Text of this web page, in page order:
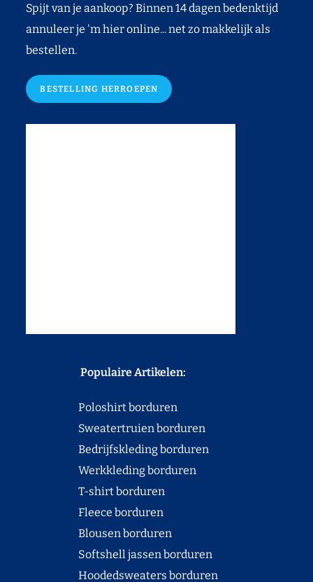
Spijt van je aankoop? Binnen 14 dagen bedenktijd
annuleer je 'm hier online... net zo makkelijk als
bestellen.
BESTELLING HERROEPEN
Populaire Artikelen:
Poloshirt borduren
Sweatertruien borduren
Bedrijfskleding borduren
Werkkleding borduren
T-shirt borduren
Fleece borduren
Blousen borduren
Softshell jassen borduren
Hoodedsweaters borduren